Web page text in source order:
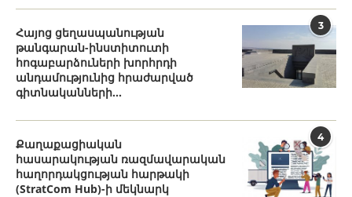
3
Հայոց ցեղասպանության
թանգարան-ինստիտուտի
հոգաբարձուների խորհրդի
անդամությունից հրաժարված
գիտնականների...
4
Քաղաքացիական
հասարակության ռազմավարական
հաղորդակցության հարթակի
(StratCom Hub)-ի մեկնարկ